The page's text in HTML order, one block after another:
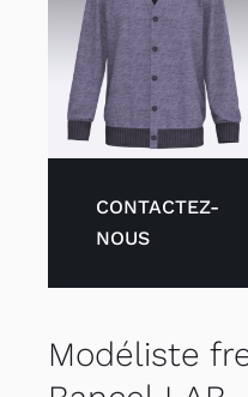
CONTACTEZ-
NOUS
Modéliste